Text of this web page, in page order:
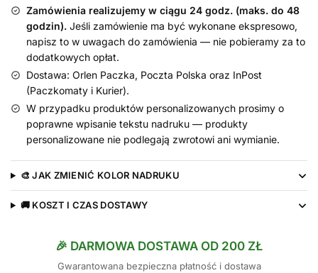
wysokość
Zamówienia realizujemy w ciągu 24 godz. (maks. do 48
godzin). Jeśli zamówienie ma być wykonane ekspresowo,
napisz to w uwagach do zamówienia — nie pobieramy za to
dodatkowych opłat.
Dostawa: Orlen Paczka, Poczta Polska oraz InPost
(Paczkomaty i Kurier).
W przypadku produktów personalizowanych prosimy o
poprawne wpisanie tekstu nadruku — produkty
personalizowane nie podlegają zwrotowi ani wymianie.
🎨 JAK ZMIENIĆ KOLOR NADRUKU
🚚 KOSZT I CZAS DOSTAWY
🎉 DARMOWA DOSTAWA OD 200 ZŁ
Gwarantowana bezpieczna płatność i dostawa